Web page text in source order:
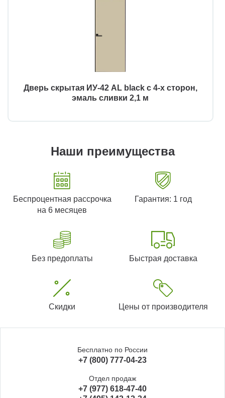
Дверь скрытая ИУ-42 AL black с 4-х сторон,
эмаль сливки 2,1 м
Наши преимущества
Беспроцентная рассрочка
на 6 месяцев
Гарантия: 1 год
Без предоплаты Быстрая доставка
Скидки Цены от производителя
Бесплатно по России
+7 (800) 777-04-23
Отдел продаж
+7 (977) 618-47-40